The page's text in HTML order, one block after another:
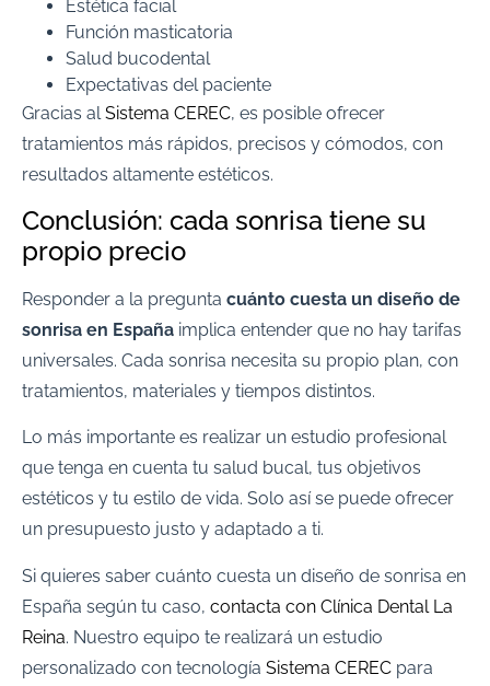
Estética facial
Función masticatoria
Salud bucodental
Expectativas del paciente
Gracias al Sistema CEREC, es posible ofrecer
tratamientos más rápidos, precisos y cómodos, con
resultados altamente estéticos.
Conclusión: cada sonrisa tiene su
propio precio
Responder a la pregunta cuánto cuesta un diseño de
sonrisa en España implica entender que no hay tarifas
universales. Cada sonrisa necesita su propio plan, con
tratamientos, materiales y tiempos distintos.
Lo más importante es realizar un estudio profesional
que tenga en cuenta tu salud bucal, tus objetivos
estéticos y tu estilo de vida. Solo así se puede ofrecer
un presupuesto justo y adaptado a ti.
Si quieres saber cuánto cuesta un diseño de sonrisa en
España según tu caso, contacta con Clínica Dental La
Reina. Nuestro equipo te realizará un estudio
personalizado con tecnología Sistema CEREC para